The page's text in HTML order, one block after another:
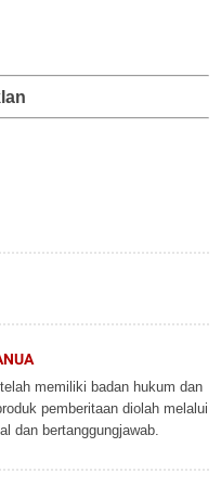
memiliki badan hukum dan
pemberitaan diolah melalui
dan bertanggungjawab.